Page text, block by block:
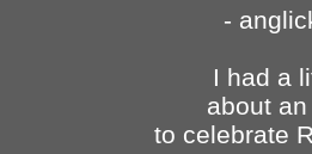
-
I had a
about
to celebrate